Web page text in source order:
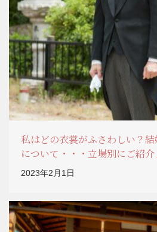
私はどの衣裳がふさわしい？
について・・・立場別にご紹
2023年2月1日